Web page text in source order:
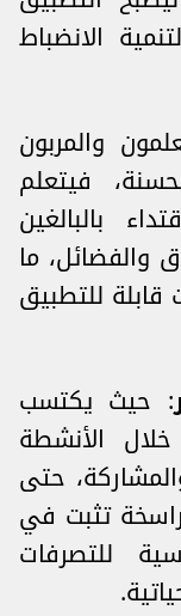
الانضباط
والمربون
فيتعلم
بالبالغين
والفضائل، ما
للتطبيق
: حيث يكتسب
الأنشطة
حتى
تثبت في
للتصرفات